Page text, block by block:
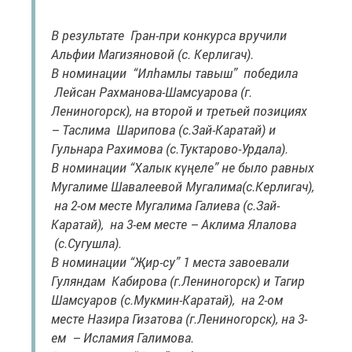
В результате Гран-при конкурса вручили
Альфии Магизяновой (с. Керлигач).
В номинации “Илһамлы тавыш” победила
Лейсан Рахманова-Шамсуарова (г.
Лениногорск), на второй и третьей позициях
– Таслима Шарипова (с.Зай-Каратай) и
Гульнара Рахимова (с.Туктарово-Урдала).
В номинации “Халык күңеле” не было равных
Мугалиме Шавалеевой Мугалима(с.Керлигач),
на 2-ом месте Мугалима Галиева (с.Зай-
Каратай), на 3-ем месте – Аклима Ялалова
(с.Сугушла).
В номинации “Җир-су” 1 места завоевали
Гуляндам Кабирова (г.Лениногорск) и Тагир
Шамсуаров (с.Мукмин-Каратай), на 2-ом
месте Назира Гизатова (г.Лениногорск), на 3-
ем – Исламия Галимова.